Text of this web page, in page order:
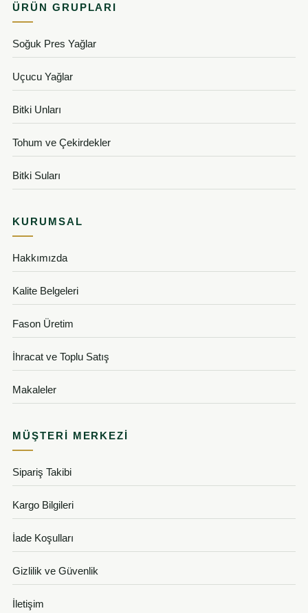
ÜRÜN GRUPLARI
Soğuk Pres Yağlar
Uçucu Yağlar
Bitki Unları
Tohum ve Çekirdekler
Bitki Suları
KURUMSAL
Hakkımızda
Kalite Belgeleri
Fason Üretim
İhracat ve Toplu Satış
Makaleler
MÜŞTERI MERKEZI
Sipariş Takibi
Kargo Bilgileri
İade Koşulları
Gizlilik ve Güvenlik
İletişim